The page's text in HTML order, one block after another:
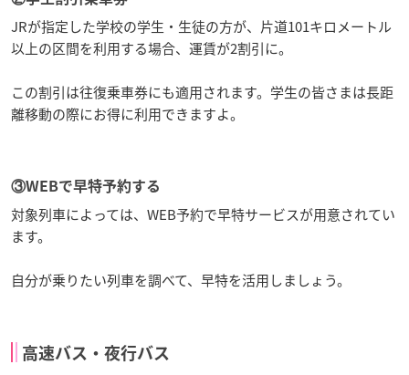
JRが指定した学校の学生・生徒の方が、片道101キロメートル
以上の区間を利用する場合、運賃が2割引に。
この割引は往復乗車券にも適用されます。学生の皆さまは長距
離移動の際にお得に利用できますよ。
③WEBで早特予約する
対象列車によっては、WEB予約で早特サービスが用意されてい
ます。
自分が乗りたい列車を調べて、早特を活用しましょう。
高速バス・夜行バス